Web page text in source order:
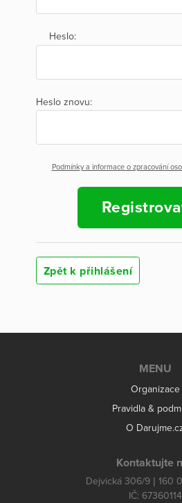
Heslo:
Heslo znovu:
Podmínky a informace o zpracování
Zpět k přihlášení
MENU
Organizace
Pravidla &
O
Kontaktujte
Dejvická 306/9 | 160
IČ: 67360114